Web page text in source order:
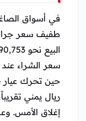
في أسواق
إغلاق الأمس.